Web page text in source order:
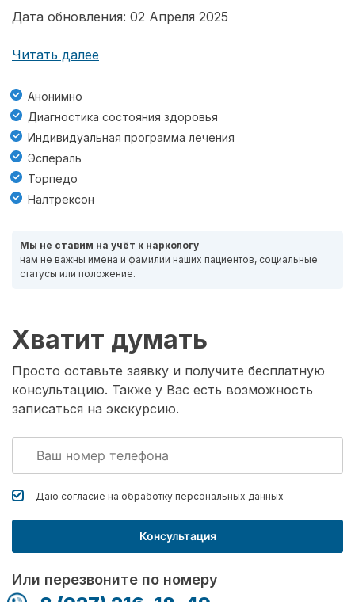
Дата обновления: 02 Апреля 2025
Читать далее
Анонимно
Диагностика состояния здоровья
Индивидуальная программа лечения
Эспераль
Торпедо
Налтрексон
Мы не ставим на учёт к наркологу
нам не важны имена и фамилии наших пациентов, социальные
статусы или положение.
Хватит думать
Просто оставьте заявку и получите бесплатную
консультацию. Также у Вас есть возможность
записаться на экскурсию.
Даю согласие на обработку персональных данных
Консультация
Или перезвоните по номеру